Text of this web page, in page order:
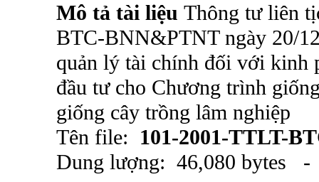
Mô tả tài liệu Thông tư liên
BTC-BNN&PTNT ngày 20/
quản lý tài chính đối với kinh
đầu tư cho Chương trình
giống cây trồng lâm nghiệp
Tên file: 101-2001-TTLT-
Dung lượng: 46,080 bytes